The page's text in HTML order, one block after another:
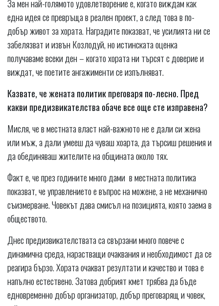
За мен най-голямото удовлетворение е, когато виждам как
една идея се превръща в реален проект, а след това в по-
добър живот за хората. Наградите показват, че усилията ни се
забелязват и извън Козлодуй, но истинската оценка
получаваме всеки ден – когато хората ни търсят с доверие и
виждат, че поетите ангажименти се изпълняват.
Казвате, че жената политик преговаря по-лесно. Пред
какви предизвикателства обаче все още сте изправена?
Мисля, че в местната власт най-важното не е дали си жена
или мъж, а дали умееш да чуваш хоарта, да търсиш решения и
да обединяваш жителите на общината около тях.
Факт е, че през годините много дами в местната политика
показват, че управлението е въпрос на можене, а не механично
съизмерване. Човекът дава смисъл на позицията, която заема в
обществото.
Днес предизвикателствата са свързани много повече с
динамична среда, нарастващи очаквания и необходимост да се
реагира бързо. Хората очакват резултати и качество и това е
напълно естествено. Затова добрият кмет трябва да бъде
едновременно добър организатор, добър преговарящ и човек,